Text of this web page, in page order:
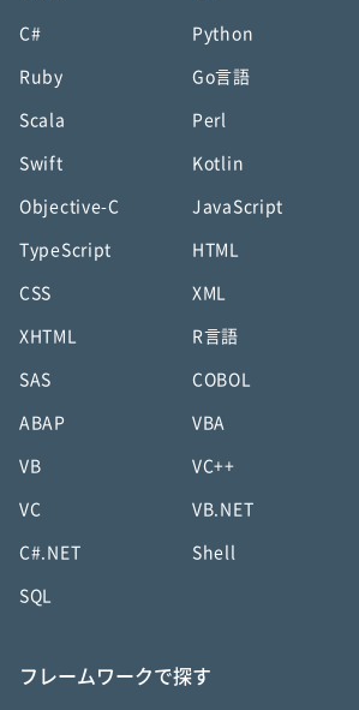
C# Python
Ruby Go言語
Scala Perl
Swift Kotlin
Objective-C JavaScript
TypeScript HTML
CSS XML
XHTML R言語
SAS COBOL
ABAP VBA
VB VC++
VC VB.NET
C#.NET Shell
SQL
フレームワークで探す